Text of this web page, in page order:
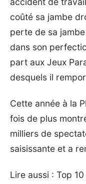
coûté sa jambe
perte de sa jambe
dans son
part aux Jeux
desquels il
Cette année à la
fois de plus
milliers de
saisissante et a
Lire aussi : Top